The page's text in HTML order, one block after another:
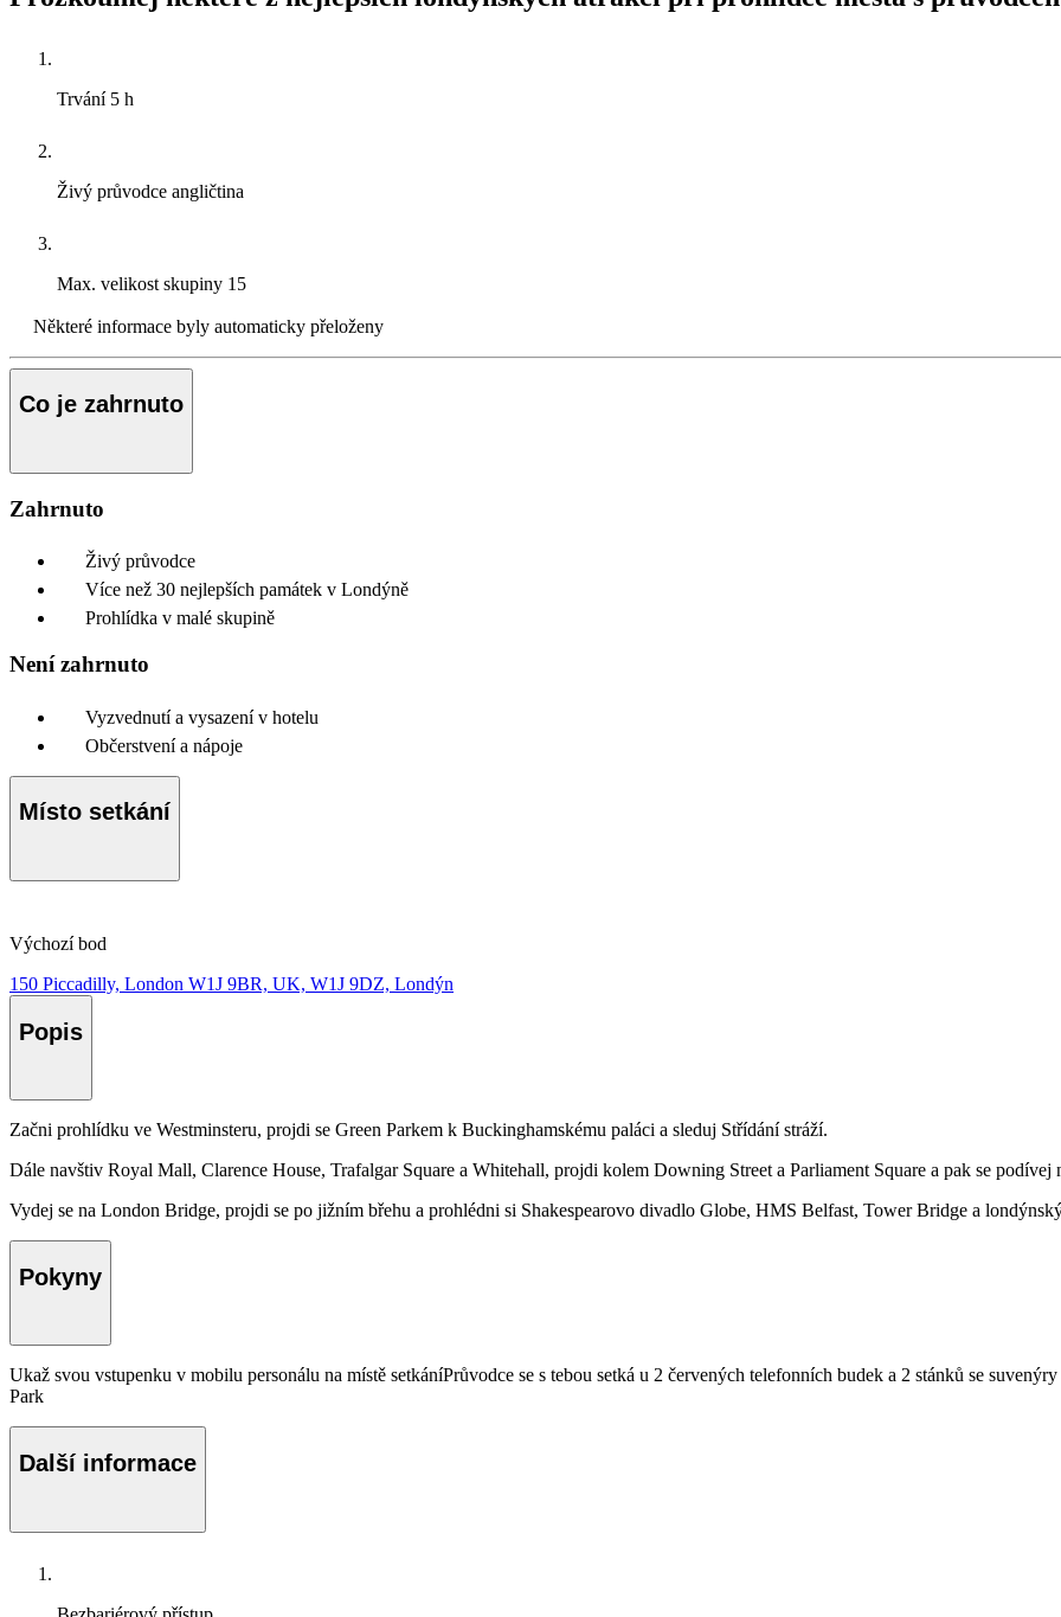
Trvání 5 h
Živý průvodce angličtina
Max. velikost skupiny 15
Některé informace byly automaticky přeloženy
Co je zahrnuto
Zahrnuto
Živý průvodce
Více než 30 nejlepších památek v Londýně
Prohlídka v malé skupině
Není zahrnuto
Vyzvednutí a vysazení v hotelu
Občerstvení a nápoje
Místo setkání
Výchozí bod
150 Piccadilly, London W1J 9BR, UK, W1J 9DZ, Londýn
Popis
Začni prohlídku ve Westminsteru, projdi se Green Parkem k Buckinghamskému paláci a sleduj Střídání stráží.
Dále navštiv Royal Mall, Clarence House, Trafalgar Square a Whitehall, projdi kolem Downing Street a Parliament Square a pak se
Vydej se na London Bridge, projdi se po jižním břehu a prohlédni si Shakespearovo divadlo Globe, HMS Belfast, Tower Bridge a
Pokyny
Ukaž svou vstupenku v mobilu personálu na místě setkáníPrůvodce se s tebou setká u 2 červených telefonních budek a 2 stánků se
Park
Další informace